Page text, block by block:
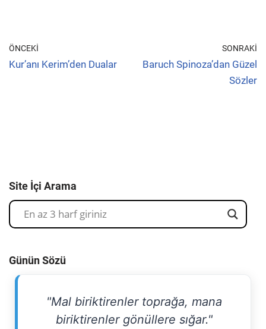
ÖNCEKI
Kur’anı Kerim’den Dualar
SONRAKI
Baruch Spinoza’dan Güzel
Sözler
Site İçi Arama
Günün Sözü
"Mal biriktirenler toprağa, mana
biriktirenler gönüllere sığar."